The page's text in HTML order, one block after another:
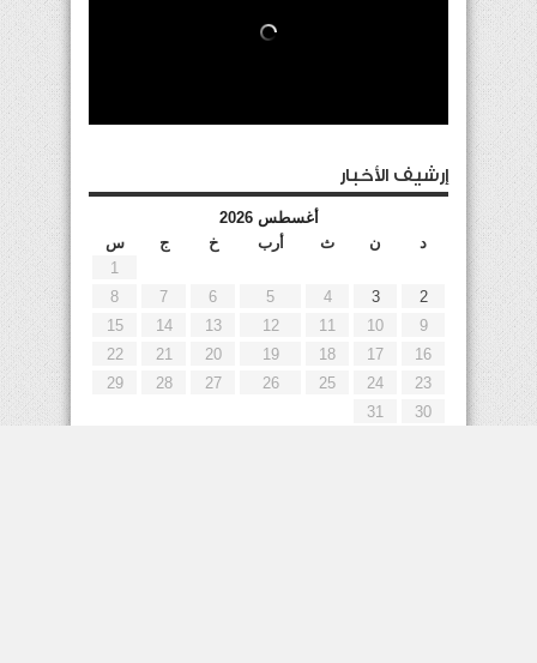
إرشيف الأخبار
أغسطس 2026
د
ن ث أرب خ ج
س
1
2
3
4
5
6
7
8
9
10
11
12
13
14
15
16
17
18
19
20
21
22
23
24
25
26
27
28
29
30
31